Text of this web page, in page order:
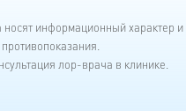
информационный характер
лор-врача в клинике.